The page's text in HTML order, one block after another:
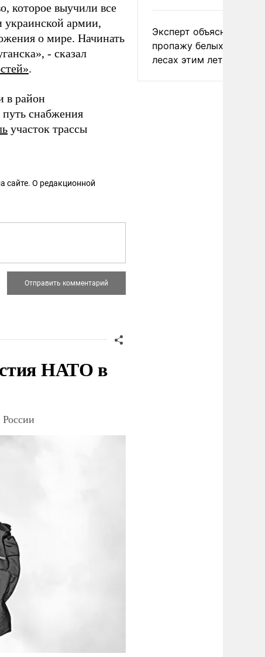
которое выучили все
украинской армии,
о мире. Начинать
- сказал
.
в район
путь снабжения
участок трассы
сайте. О редакционной
НАТО в
Эксперт объяснил
пропажу белых грибов
лесах этим летом